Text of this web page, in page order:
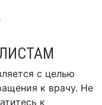
с целью
к врачу. Не
к